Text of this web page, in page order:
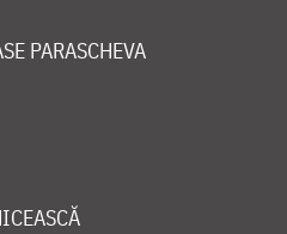
PARASCHEVA